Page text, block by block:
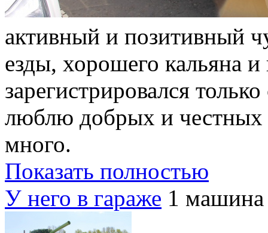
активный и позитивный
езды, хорошего кальяна
зарегистрировался
люблю добрых и честных
много.
Показать полностью
У него в гараже 1 машина